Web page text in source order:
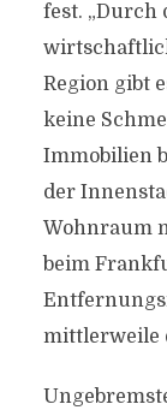
fest. „Durch
Region gibt
keine
Immobilien
der
Wohnraum
beim
mittlerweile